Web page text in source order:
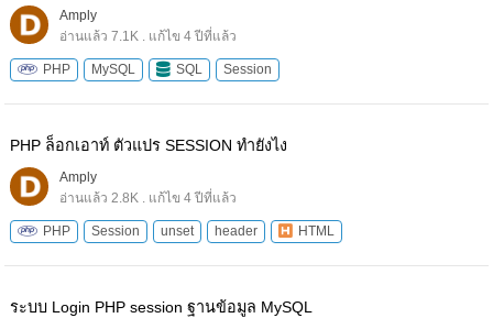
Amply
อ่านแล้ว 7.1K . แก้ไข 4 ปีที่แล้ว
PHP MySQL SQL Session
PHP ล็อกเอาท์ ตัวแปร SESSION ทำยังไง
Amply
อ่านแล้ว 2.8K . แก้ไข 4 ปีที่แล้ว
PHP Session unset header HTML
ระบบ Login PHP session ฐานข้อมูล MySQL